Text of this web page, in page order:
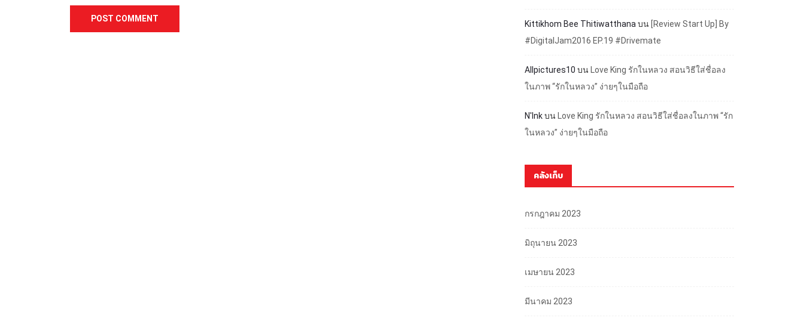
Kittikhom Bee Thitiwatthana บน [Review Start Up] By
#DigitalJam2016 EP.19 #Drivemate
Allpictures10 บนLove King รักในหลวง สอนวิธีใส่ชื่อลง
ในภาพ “รักในหลวง” ง่ายๆในมือถือ
N'InkบนLove King รักในหลวง สอนวิธีใส่ชื่อลงในภาพ “รัก
ในหลวง” ง่ายๆในมือถือ
คลังเก็บ
กรกฎาคม 2023
มิถุนายน 2023
เมษายน 2023
มีนาคม 2023